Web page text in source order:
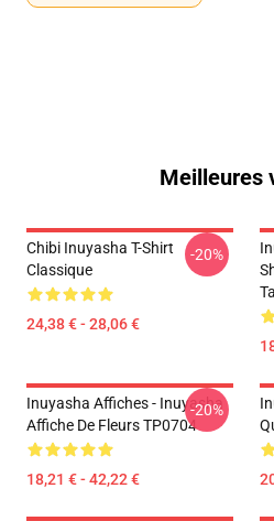
Meilleures
Chibi Inuyasha T-Shirt
Classique
24,38 € - 28,06 €
-20%
Inuyasha Affiches - Inuyasha
Affiche De Fleurs TP0704
18,21 € - 42,22 €
-20%